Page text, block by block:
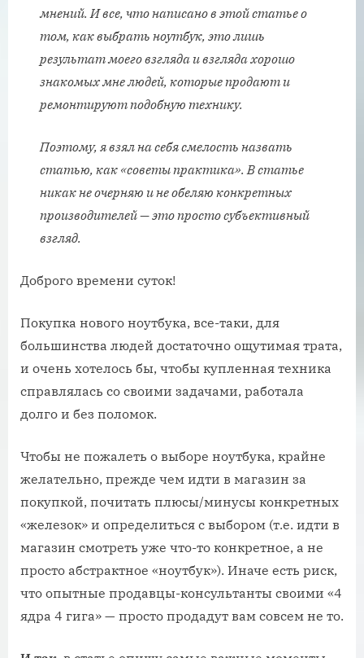
мнений. И все, что написано в этой статье о
том, как выбрать ноутбук, это лишь
результат моего взгляда и взгляда хорошо
знакомых мне людей, которые продают и
ремонтируют подобную технику.
Поэтому, я взял на себя смелость назвать
статью, как «советы практика». В статье
никак не очерняю и не обеляю конкретных
производителей — это просто субъективный
взгляд.
Доброго времени суток!
Покупка нового ноутбука, все-таки, для
большинства людей достаточно ощутимая трата,
и очень хотелось бы, чтобы купленная техника
справлялась со своими задачами, работала
долго и без поломок.
Чтобы не пожалеть о выборе ноутбука, крайне
желательно, прежде чем идти в магазин за
покупкой, почитать плюсы/минусы конкретных
«железок» и определиться с выбором (т.е. идти в
магазин смотреть уже что-то конкретное, а не
просто абстрактное «ноутбук»). Иначе есть риск,
что опытные продавцы-консультанты своими «4
ядра 4 гига» — просто продадут вам совсем не то.